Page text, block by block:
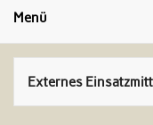
Menü
Externes